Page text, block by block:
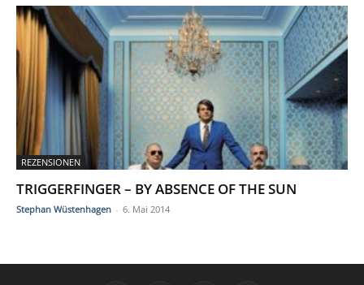
REZENSIONEN
TRIGGERFINGER – BY ABSENCE OF THE SUN
Stephan Wüstenhagen - 6. Mai 2014